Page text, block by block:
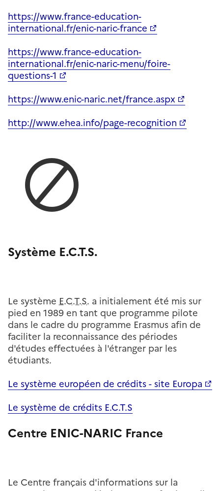
https://www.france-education-
international.fr/enic-naric-france
https://www.france-education-
international.fr/enic-naric-menu/foire-
questions-1
https://www.enic-naric.net/france.aspx
http://www.ehea.info/page-recognition
Système E.C.T.S.
Le système E.C.T.S. a initialement été mis sur
pied en 1989 en tant que programme pilote
dans le cadre du programme Erasmus afin de
faciliter la reconnaissance des périodes
d'études effectuées à l'étranger par les
étudiants.
Le système européen de crédits - site Europa
Le système de crédits E.C.T.S
Centre ENIC-NARIC France
Le Centre français d'informations sur la